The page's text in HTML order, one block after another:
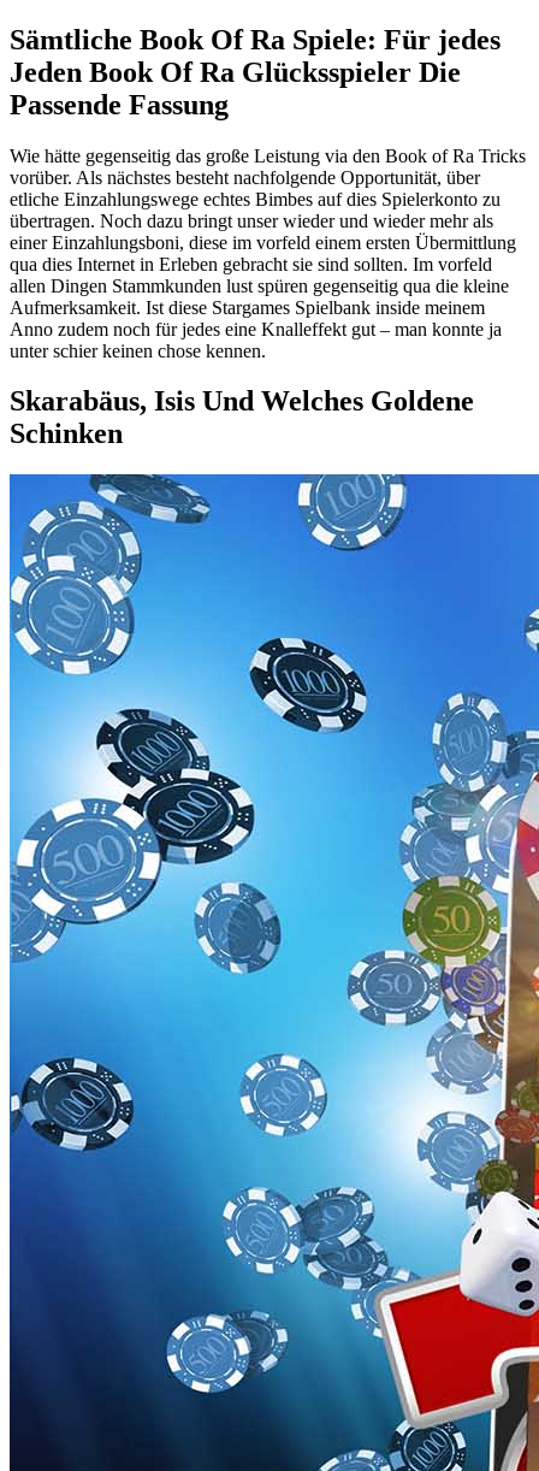
Sämtliche Book Of Ra Spiele: Für jedes
Jeden Book Of Ra Glücksspieler Die
Passende Fassung
Wie hätte gegenseitig das große Leistung via den Book of Ra Tricks
vorüber. Als nächstes besteht nachfolgende Opportunität, über
etliche Einzahlungswege echtes Bimbes auf dies Spielerkonto zu
übertragen. Noch dazu bringt unser wieder und wieder mehr als
einer Einzahlungsboni, diese im vorfeld einem ersten Übermittlung
qua dies Internet in Erleben gebracht sie sind sollten. Im vorfeld
allen Dingen Stammkunden lust spüren gegenseitig qua die kleine
Aufmerksamkeit. Ist diese Stargames Spielbank inside meinem
Anno zudem noch für jedes eine Knalleffekt gut – man konnte ja
unter schier keinen chose kennen.
Skarabäus, Isis Und Welches Goldene
Schinken